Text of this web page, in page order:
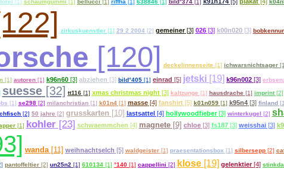
[1] schaumgummi [1] bellucci [1] riffha [1] 638846[1] bild°374[1]
zirkuskuenstler[1] 29 2 2004[2] gemeiner[3] 026[3] k00n020[3]
[120] deckelinnenseite [1] ichwarsnichtsager
[1] autoren [1] k96n60 [3] abziehen [3] bild°405 [1] einrad [5] jetski [19] k96n002 [3]
suesse[32] tt116[1] xmas christmas night[3] kaltzunge [1] hausdrache[1] imprint[2]
[1] se298[2] milanchristian[1] k01n4[1] masse[4] fanshirt[5] k01n059[1] k95n4[3] finland
[2] 50 jahre [2] grusskarten [10] lastsattel[4] hollywoodfieber[3] winterkugel [2]
[1] kohler[23] schwaemmchen [4] magnete[9] chloe[3] fs187[3] weisshai[3]
wanda[11] weihnachtselch [5] waldgeister[1] praesentationsbox [1] silbersepp[2]
pantoffeltier [2] un25n2 [1] 610134 [1] °140 [1] cappellini [2] klose [19] gelenktier[4]